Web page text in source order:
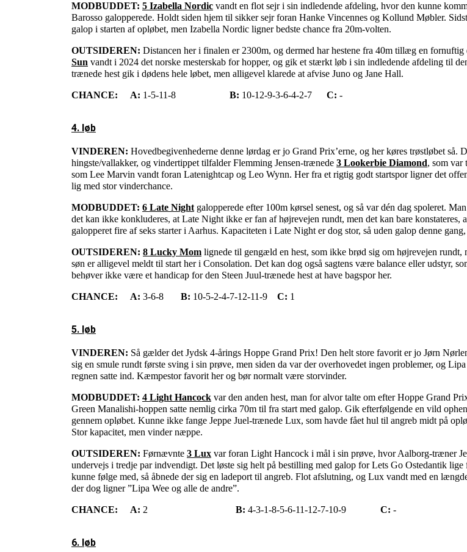
MODBUDDET: 5 Izabella Nordic vandt en flot sejr i sin indledende afdeling, hvor den kunne
Barosso galopperede. Holdt siden hjem til sikker sejr foran Hanke Vincennes og Kollund Møbler.
galop i starten af opløbet, men Izabella Nordic ligner bedste chance fra 20m-volten.
OUTSIDEREN: Distancen her i finalen er 2300m, og dermed har hestene fra 40m tillæg en fornuftig
Sun vandt i 2024 det norske mesterskab for hopper, og gik et stærkt løb i sin indledende afdeling til
trænede hest gik i dødens hele løbet, men alligevel klarede at afvise Juno og Jane Hall.
CHANCE: A: 1-5-11-8 B: 10-12-9-3-6-4-2-7 C: -
4. løb
VINDEREN: Hovedbegivenhederne denne lørdag er jo Grand Prix’erne, og her køres trøstløbet så.
hingste/vallakker, og vindertippet tilfalder Flemming Jensen-trænede 3 Lookerbie Diamond, som var
som Lee Marvin vandt foran Latenightcap og Leo Wynn. Her fra et rigtig godt startspor ligner det
lig med stor vinderchance.
MODBUDDET: 6 Late Nightgalopperede efter 100m kørsel senest, og så var dén dag spoleret.
det kan ikke konkluderes, at Late Night ikke er fan af højrevejen rundt, men det kan bare konstateres,
galopperet fire af seks starter i Aarhus. Kapaciteten i Late Night er dog stor, så uden galop denne gang,
OUTSIDEREN: 8 Lucky Mom lignede til gengæld en hest, som ikke brød sig om højrevejen rundt,
søn er alligevel meldt til start her i Consolation. Det kan dog også sagtens være balance eller udstyr,
behøver ikke være et handicap for den Steen Juul-trænede hest at have bagspor her.
CHANCE: A: 3-6-8 B: 10-5-2-4-7-12-11-9 C: 1
5. løb
VINDEREN: Så gælder det Jydsk 4-årings Hoppe Grand Prix! Den helt store favorit er jo Jørn
sig en smule rundt første sving i sin prøve, men siden da var der overhovedet ingen problemer, og
regnen satte ind. Kæmpestor favorit her og bør normalt være storvinder.
MODBUDDET: 4 Light Hancock var den anden hest, man for alvor talte om efter Hoppe Grand
Green Manalishi-hoppen satte nemlig cirka 70m til fra start med galop. Gik efterfølgende en vild
gennem opløbet. Kunne ikke fange Jeppe Juel-trænede Lux, som havde fået hul til angreb midt på
Stor kapacitet, men vinder næppe.
OUTSIDEREN: Førnævnte 3 Lux var foran Light Hancock i mål i sin prøve, hvor Aalborg-træner
undervejs i tredje par indvendigt. Det løste sig helt på bestilling med galop for Lets Go Ostedantik
kunne følge med, så åbnede der sig en ladeport til angreb. Flot afslutning, og Lux vandt med en
der dog ligner ”Lipa Wee og alle de andre”.
CHANCE: A: 2 B: 4-3-1-8-5-6-11-12-7-10-9 C: -
6. løb